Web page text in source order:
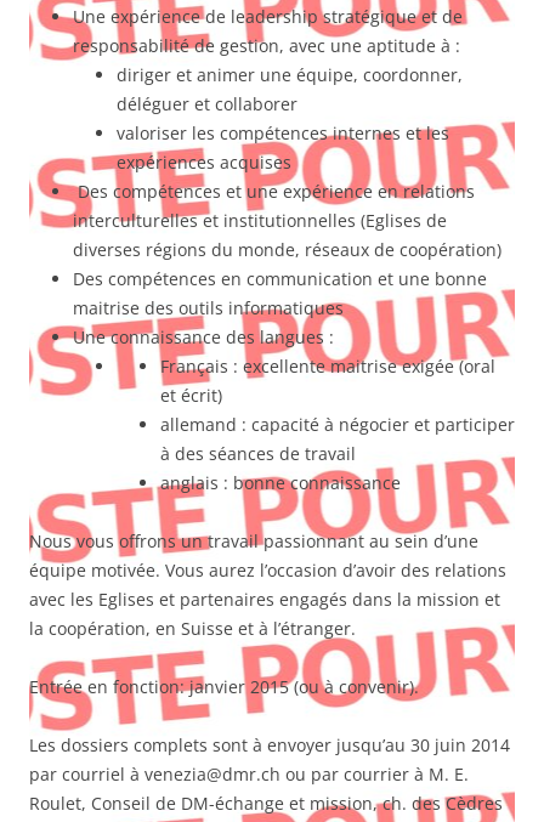
Une expérience de leadership stratégique et de
responsabilité de gestion, avec une aptitude à :
diriger et animer une équipe, coordonner,
déléguer et collaborer
valoriser les compétences internes et les
expériences acquises
Des compétences et une expérience en relations
interculturelles et institutionnelles (Eglises de
diverses régions du monde, réseaux de coopération)
Des compétences en communication et une bonne
maitrise des outils informatiques
Une connaissance des langues :
Français : excellente maitrise exigée (oral
et écrit)
allemand : capacité à négocier et participer
à des séances de travail
anglais : bonne connaissance
Nous vous offrons un travail passionnant au sein d’une
équipe motivée. Vous aurez l’occasion d’avoir des relations
avec les Eglises et partenaires engagés dans la mission et
la coopération, en Suisse et à l’étranger.
Entrée en fonction: janvier 2015 (ou à convenir).
Les dossiers complets sont à envoyer jusqu’au 30 juin 2014
par courriel à venezia@dmr.ch ou par courrier à M. E.
Roulet, Conseil de DM-échange et mission, ch. des Cèdres